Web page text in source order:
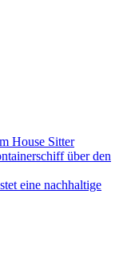
House Sitter
über den
eine nachhaltige